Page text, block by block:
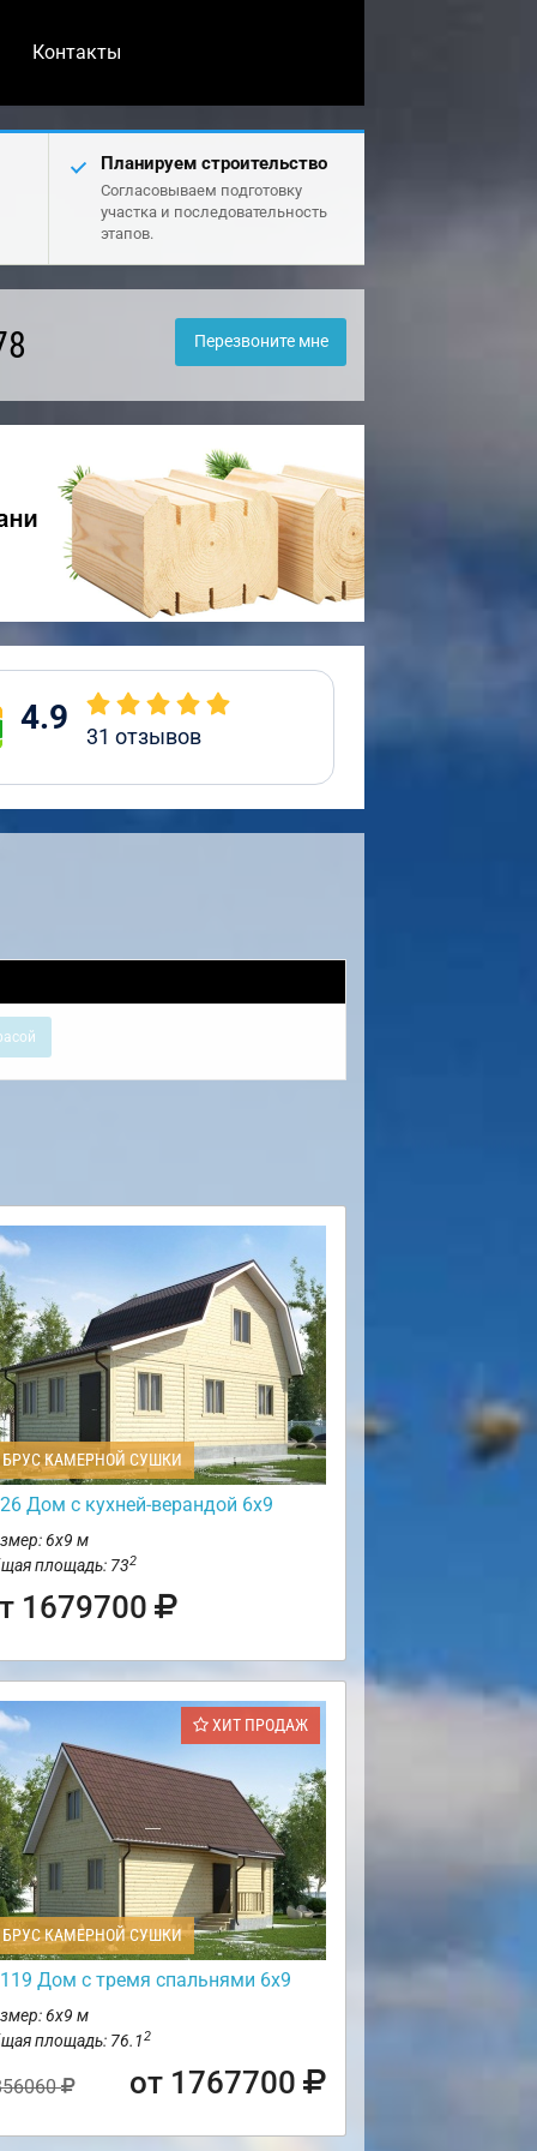
Контакты
Планируем строительство
Согласовываем подготовку
участка и последовательность
этапов.
Перезвоните мне
4.9 31 отзывов
КАМЕРНОЙ СУШКИ
Дом с кухней-верандой 6х9
6х9 м
площадь: 732
1679700
ХИТ ПРОДАЖ
КАМЕРНОЙ СУШКИ
Дом с тремя спальнями 6х9
6х9 м
площадь: 76.12
от 1767700